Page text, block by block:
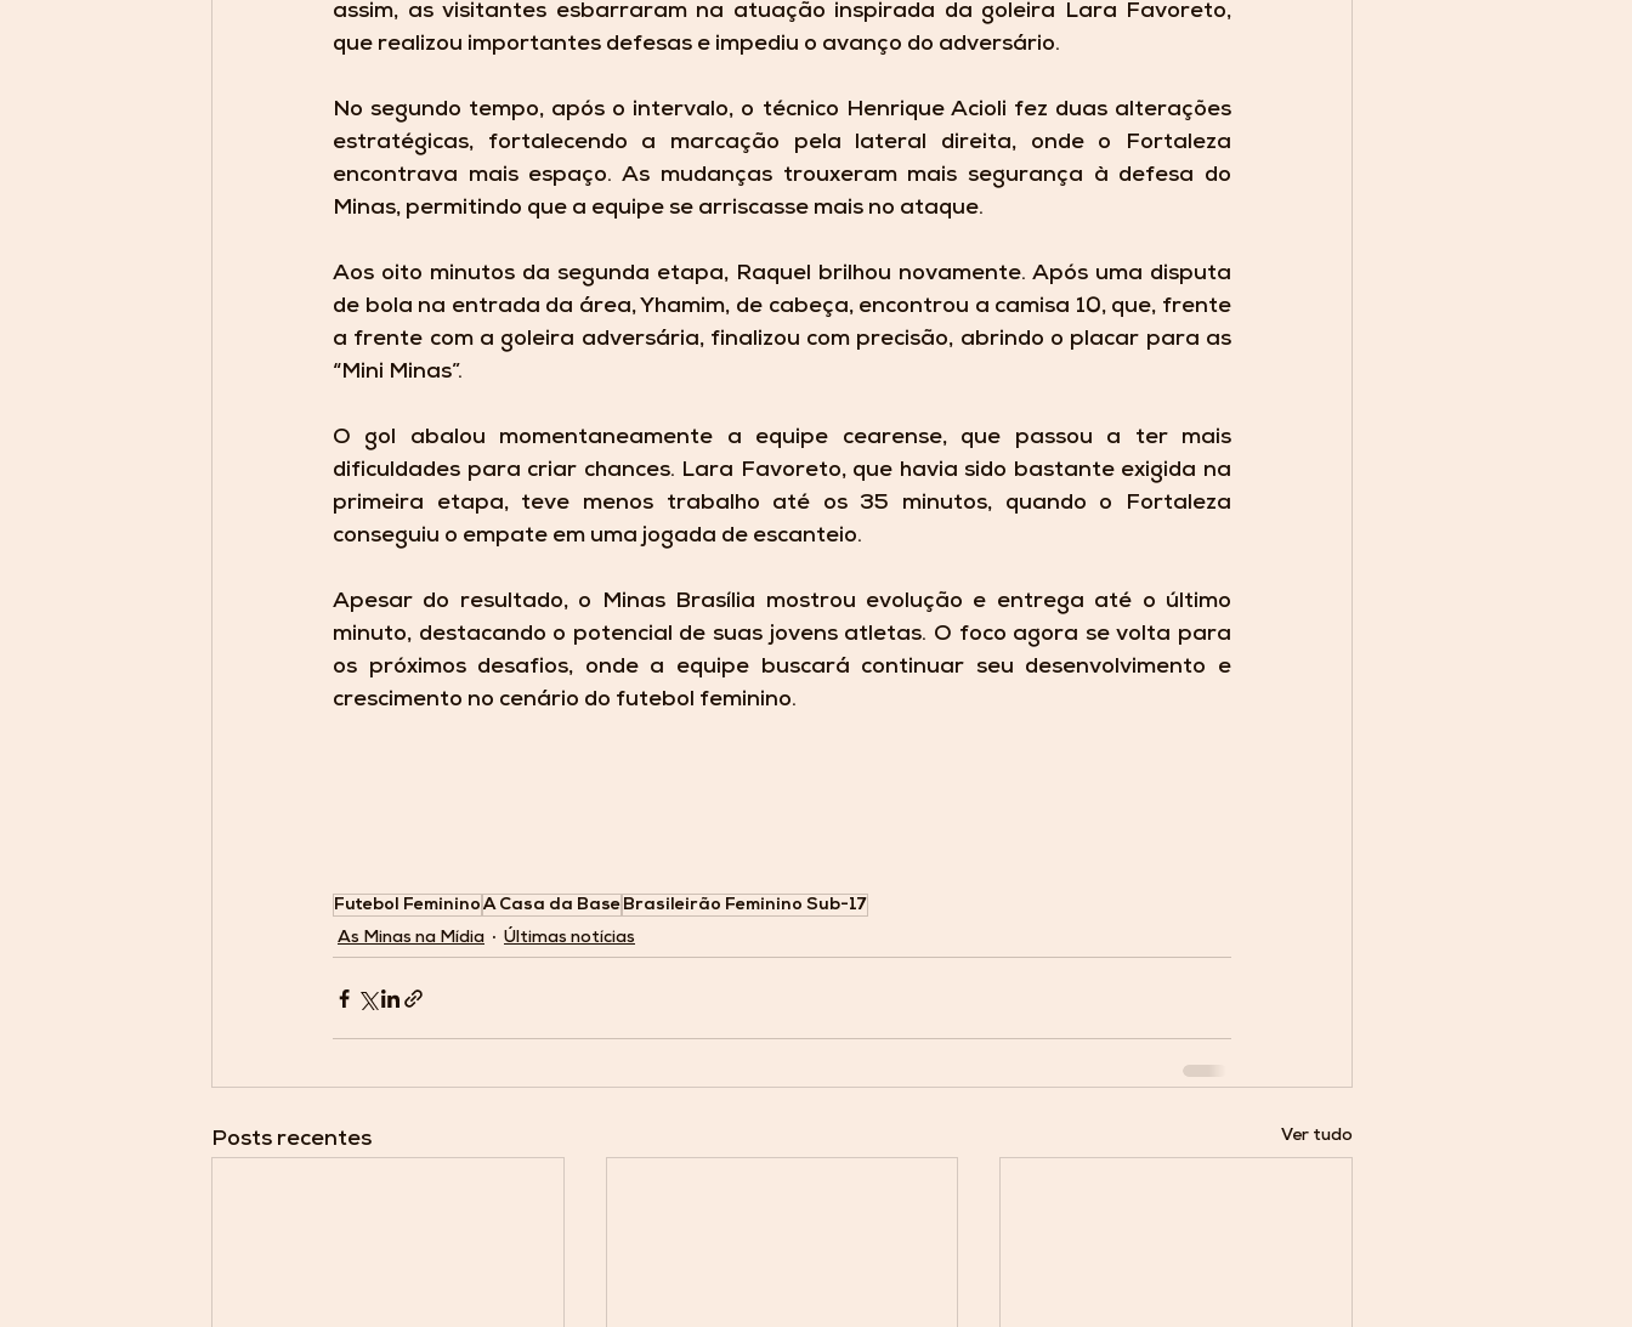
assim, as visitantes esbarraram na atuação inspirada da goleira Lara Favoreto,
que realizou importantes defesas e impediu o avanço do adversário.
No segundo tempo, após o intervalo, o técnico Henrique Acioli fez duas alterações
estratégicas, fortalecendo a marcação pela lateral direita, onde o Fortaleza
encontrava mais espaço. As mudanças trouxeram mais segurança à defesa do
Minas, permitindo que a equipe se arriscasse mais no ataque.
Aos oito minutos da segunda etapa, Raquel brilhou novamente. Após uma disputa
de bola na entrada da área, Yhamim, de cabeça, encontrou a camisa 10, que, frente
a frente com a goleira adversária, finalizou com precisão, abrindo o placar para as
“Mini Minas”.
O gol abalou momentaneamente a equipe cearense, que passou a ter mais
dificuldades para criar chances. Lara Favoreto, que havia sido bastante exigida na
primeira etapa, teve menos trabalho até os 35 minutos, quando o Fortaleza
conseguiu o empate em uma jogada de escanteio.
Apesar do resultado, o Minas Brasília mostrou evolução e entrega até o último
minuto, destacando o potencial de suas jovens atletas. O foco agora se volta para
os próximos desafios, onde a equipe buscará continuar seu desenvolvimento e
crescimento no cenário do futebol feminino.
Futebol Feminino A Casa da Base Brasileirão Feminino Sub-17
As Minas na Mídia Últimas notícias
Posts recentes Ver tudo